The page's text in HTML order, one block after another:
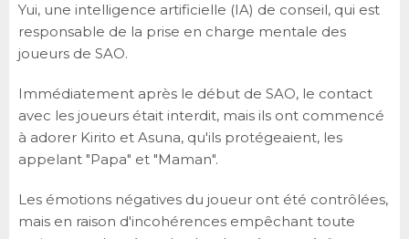
Yui, une intelligence artificielle (IA) de conseil, qui est
responsable de la prise en charge mentale des
joueurs de SAO.
Immédiatement après le début de SAO, le contact
avec les joueurs était interdit, mais ils ont commencé
à adorer Kirito et Asuna, qu'ils protégeaient, les
appelant "Papa" et "Maman".
Les émotions négatives du joueur ont été contrôlées,
mais en raison d'incohérences empêchant toute